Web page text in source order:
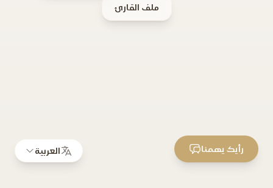
ملف القارئ
العربية رأيك يهمنا